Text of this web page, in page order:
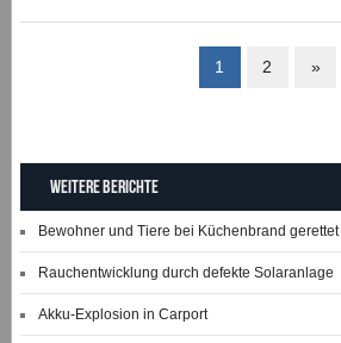
1 2 »
Weitere Berichte
Bewohner und Tiere bei Küchenbrand gerettet
Rauchentwicklung durch defekte Solaranlage
Akku-Explosion in Carport